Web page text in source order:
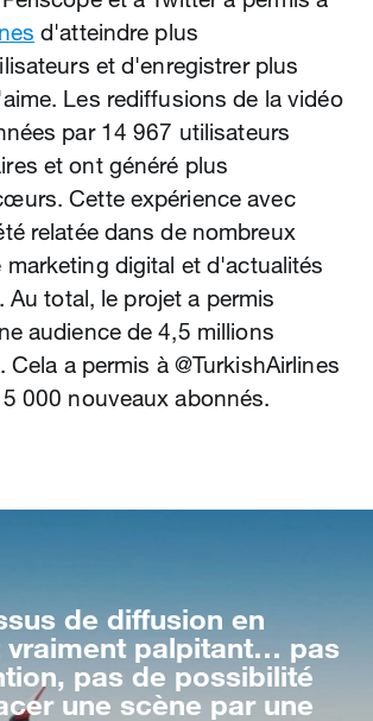
d'atteindre plus
et d'enregistrer plus
Les rediffusions de la vidéo
par 14 967 utilisateurs
et ont généré plus
Cette expérience avec
relatée dans de nombreux
marketing digital et d'actualités
Au total, le projet a permis
audience de 4,5 millions
a permis à @TurkishAirlines
000 nouveaux abonnés.
de diffusion en
vraiment palpitant… pas
pas de possibilité
une scène par une